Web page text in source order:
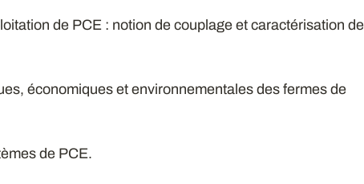
de PCE : notion de couplage et caractérisation de
économiques et environnementales des fermes de
de PCE.